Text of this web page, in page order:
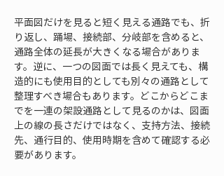
平面図だけを見ると短く見える通路でも、折
り返し、踊場、接続部、分岐部を含めると、
通路全体の延長が大きくなる場合がありま
す。逆に、一つの図面では長く見えても、構
造的にも使用目的としても別々の通路として
整理すべき場合もあります。どこからどこま
でを一連の架設通路として見るのかは、図面
上の線の長さだけではなく、支持方法、接続
先、通行目的、使用時期を含めて確認する必
要があります。